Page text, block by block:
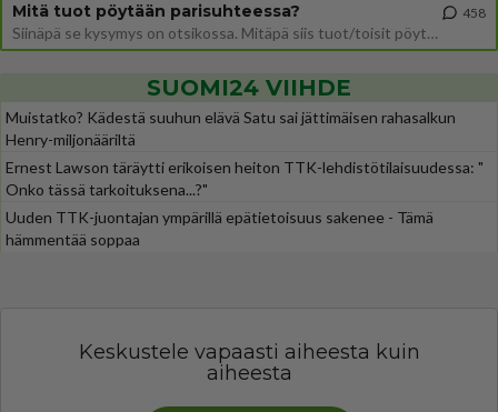
Mitä tuot pöytään parisuhteessa?
Siinäpä se kysymys on otsikossa. Mitäpä siis tuot/toisit pöytään parisuhteessa? Oletko mies vai nainen? Koetko sen mitä
458
SUOMI24 VIIHDE
Muistatko? Kädestä suuhun elävä Satu sai jättimäisen rahasalkun
Henry-miljonääriltä
Ernest Lawson täräytti erikoisen heiton TTK-lehdistötilaisuudessa: "
Onko tässä tarkoituksena...?"
Uuden TTK-juontajan ympärillä epätietoisuus sakenee - Tämä
hämmentää soppaa
Keskustele vapaasti aiheesta kuin
aiheesta